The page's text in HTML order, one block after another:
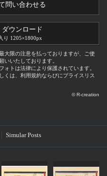
問い合わせる
ウンロード
り 1205×1800px
大限の注意を払っておりますが、ご使
いいたしております。
トは法律により保護されています。
くは、利用規約ならびにプライスリス
© R-creation
Simular Posts